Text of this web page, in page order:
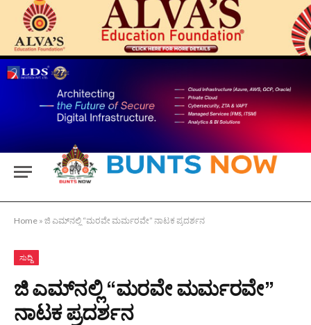
Home » ಜಿ ಎಮ್‍ನಲ್ಲಿ “ಮರವೇ ಮರ್ಮರವೇ” ನಾಟಕ ಪ್ರದರ್ಶನ
ಸುದ್ದಿ
ಜಿ ಎಮ್‍ನಲ್ಲಿ “ಮರವೇ ಮರ್ಮರವೇ”
ನಾಟಕ ಪ್ರದರ್ಶನ